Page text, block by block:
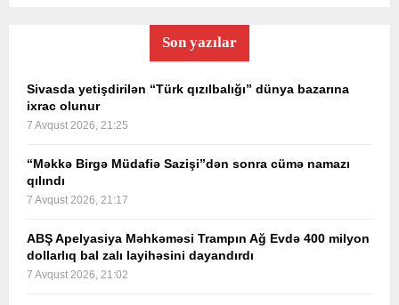
Son yazılar
Sivasda yetişdirilən “Türk qızılbalığı” dünya bazarına
ixrac olunur
7 Avqust 2026, 21:25
“Məkkə Birgə Müdafiə Sazişi”dən sonra cümə namazı
qılındı
7 Avqust 2026, 21:17
ABŞ Apelyasiya Məhkəməsi Trampın Ağ Evdə 400 milyon
dollarlıq bal zalı layihəsini dayandırdı
7 Avqust 2026, 21:02